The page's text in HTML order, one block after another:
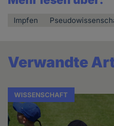
Impfen
Verwandte
WISSENSCHAFT